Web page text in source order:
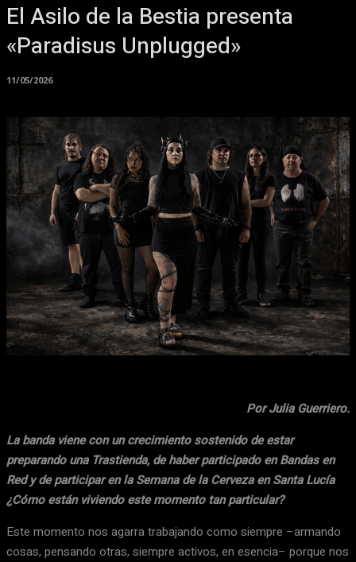
El Asilo de la Bestia presenta
«Paradisus Unplugged»
11/05/2026
Facebook X WhatsApp Email
Por Julia Guerriero.
La banda viene con un crecimiento sostenido de estar
preparando una Trastienda, de haber participado en Bandas en
Red y de participar en la Semana de la Cerveza en Santa Lucía
¿Cómo están viviendo este momento tan particular?
Este momento nos agarra trabajando como siempre –armando
cosas, pensando otras, siempre activos, en esencia– porque nos